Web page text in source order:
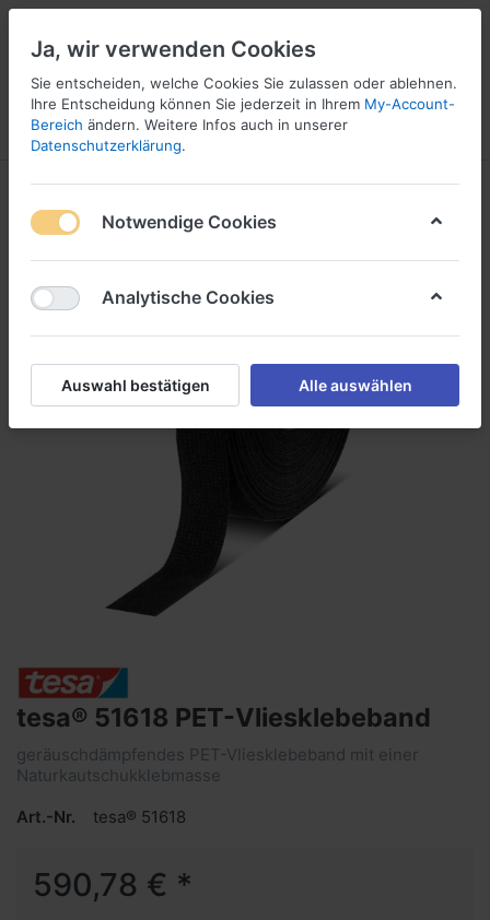
Menü Anmelden Wunschliste
1
tesa® 51618 PET-Vliesklebeband
geräuschdämpfendes PET-Vliesklebeband mit einer
Naturkautschukklebmasse
Art.-Nr.
tesa® 51618
590,78 € *
Ja, wir verwenden Cookies
Sie entscheiden, welche Cookies Sie zulassen oder ablehnen.
Ihre Entscheidung können Sie jederzeit in Ihrem My-Account-
Bereich ändern. Weitere Infos auch in unserer
Datenschutzerklärung.
Notwendige Cookies
Analytische Cookies
Auswahl bestätigen Alle auswählen